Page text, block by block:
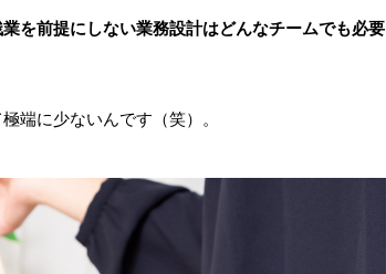
を前提にしない業務設計はどんなチームでも必要
端に少ないんです（笑）。